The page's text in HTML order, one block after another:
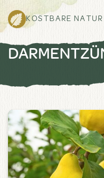
KOSTBARE NATUR